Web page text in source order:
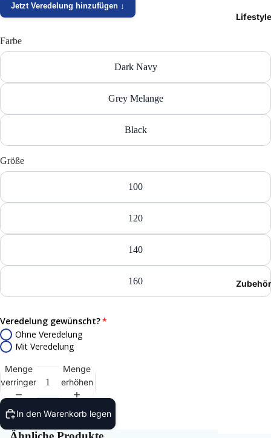
Lifestyle
T-
Polos
Hosen
Zubehör
Jetzt Veredelung hinzufügen ↓
Farbe
Dark Navy
Grey Melange
Black
Größe
100
120
140
160
Veredelung gewünscht?
Ohne Veredelung
Mit Veredelung
Menge
verringern
Menge
erhöhen
In den Warenkorb legen